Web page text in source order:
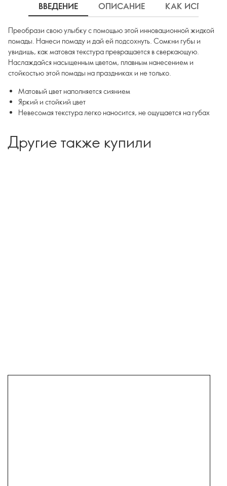
ВВЕДЕНИЕ ОПИСАНИЕ КАК
Преобрази свою улыбку с помощью этой инновационной жидкой
помады. Нанеси помаду и дай ей подсохнуть. Сомкни губы и
увидишь, как матовая текстура превращается в сверкающую.
Наслаждайся насыщенным цветом, плавным нанесением и
стойкостью этой помады на праздниках и не только.
Матовый цвет наполняется сиянием
Яркий и стойкий цвет
Невесомая текстура легко наносится, не ощущается на губах
Другие также купили